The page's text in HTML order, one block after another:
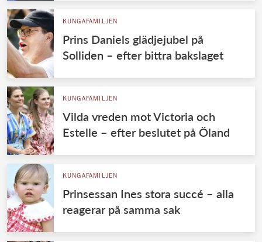
KUNGAFAMILJEN
Prins Daniels glädjejubel på
Solliden – efter bittra bakslaget
KUNGAFAMILJEN
Vilda vreden mot Victoria och
Estelle – efter beslutet på Öland
KUNGAFAMILJEN
Prinsessan Ines stora succé – alla
reagerar på samma sak